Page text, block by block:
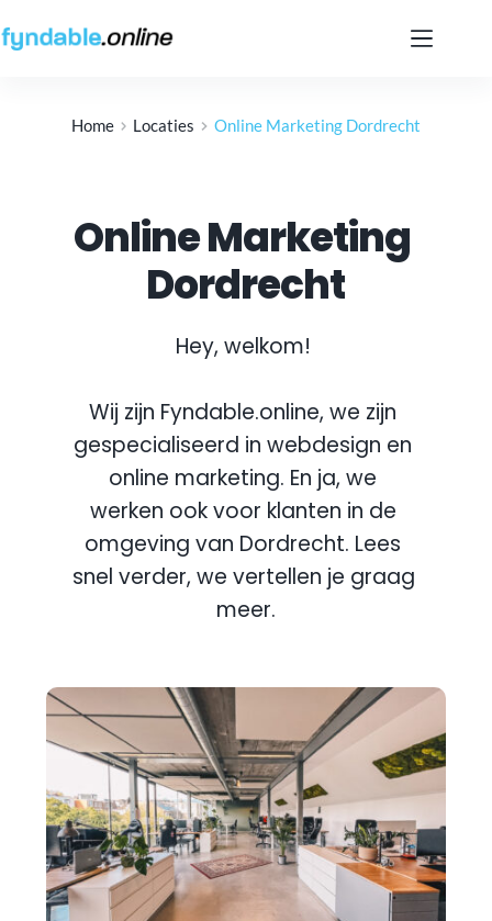
naar
de
Home Locaties Online Marketing Dordrecht
Online Marketing
Dordrecht
Hey, welkom!
Wij zijn Fyndable.online, we zijn
gespecialiseerd in webdesign en
online marketing. En ja, we
werken ook voor klanten in de
omgeving van Dordrecht. Lees
snel verder, we vertellen je graag
meer.